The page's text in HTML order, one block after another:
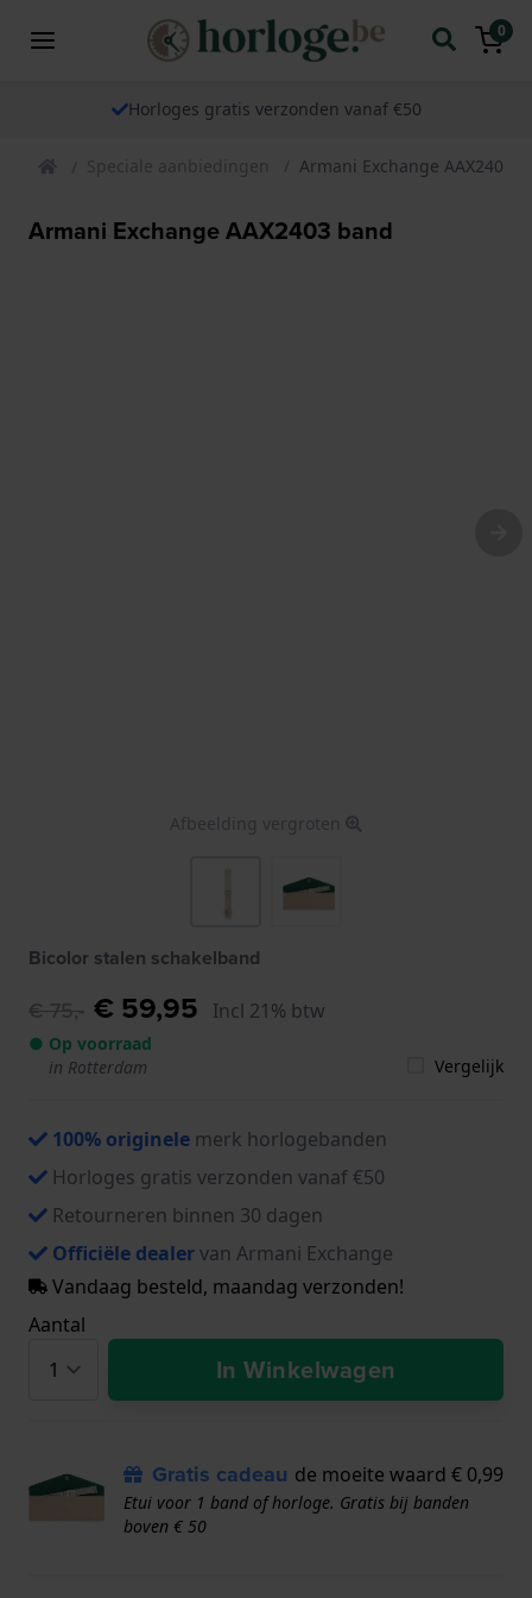
0
Horloges gratis verzonden vanaf €50
Speciale aanbiedingen Armani Exchange AAX2403
Armani Exchange AAX2403 band
Afbeelding vergroten
Bicolor stalen schakelband
€ 75,- € 59,95 Incl 21% btw
● Op voorraad
in Rotterdam
Vergelijk
100% originele merk horlogebanden
Horloges gratis verzonden vanaf €50
Retourneren binnen 30 dagen
Officiële dealervan Armani Exchange
Vandaag besteld, maandag verzonden!
Aantal
In Winkelwagen
Gratis cadeau de moeite waard € 0,99
Etui voor 1 band of horloge. Gratis bij banden
boven € 50